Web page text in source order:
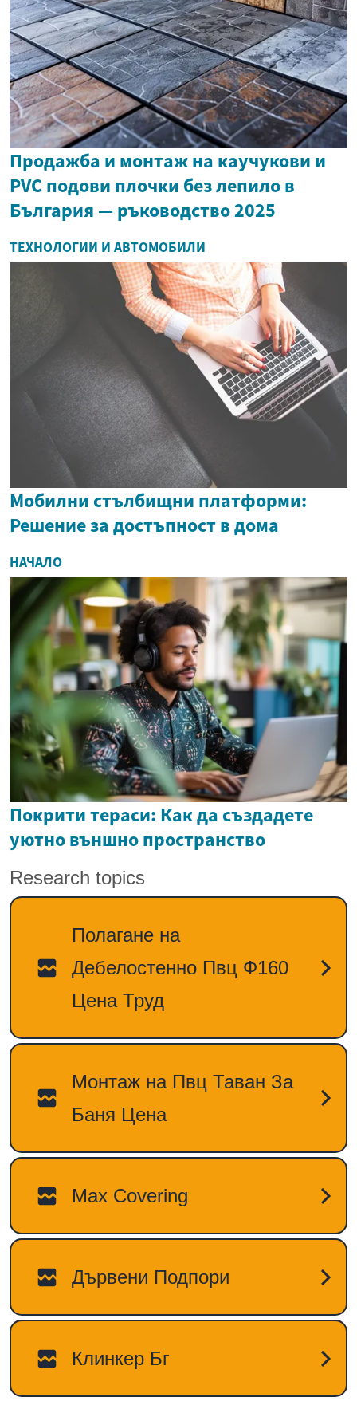
Продажба и монтаж на каучукови и
PVC подови плочки без лепило в
България — ръководство 2025
ТЕХНОЛОГИИ И АВТОМОБИЛИ
Мобилни стълбищни платформи:
Решение за достъпност в дома
НАЧАЛО
Покрити тераси: Как да създадете
уютно външно пространство